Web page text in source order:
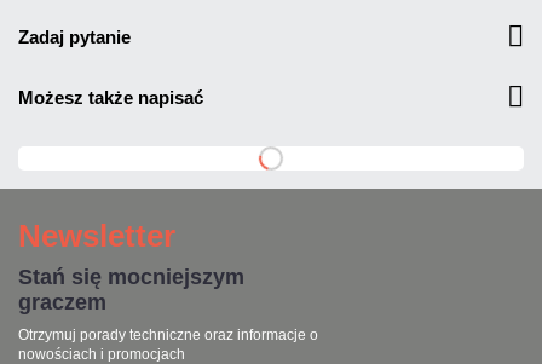
zadaj pytanie
możesz także napisać
Newsletter
Stań się mocniejszym
graczem
Otrzymuj porady techniczne oraz informacje o
nowościach i promocjach